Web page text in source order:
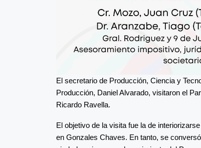
El secretario de Producción, Ciencia y
Producción, Daniel Alvarado, visitaron el
Ricardo Ravella.
El objetivo de la visita fue la de
en Gonzales Chaves. En tanto, se